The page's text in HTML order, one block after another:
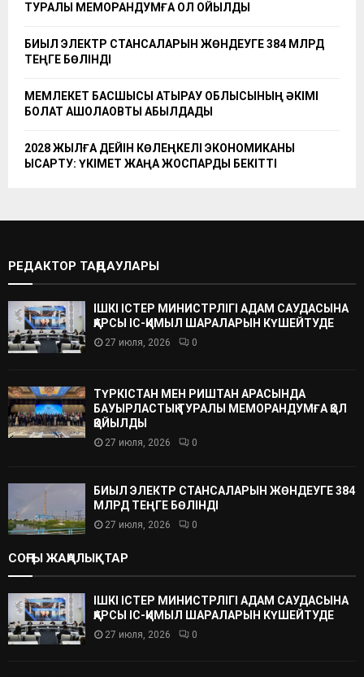
ТУРАЛЫ МЕМОРАНДУМҒА ҚОЛ ҚОЙЫЛДЫ
БИЫЛ ЭЛЕКТР СТАНСАЛАРЫН ЖӨНДЕУГЕ 384 МЛРД
ТЕҢГЕ БӨЛІНДІ
МЕМЛЕКЕТ БАСШЫСЫ АТЫРАУ ОБЛЫСЫНЫҢ ӘКІМІ
БОЛАТ АҚШОЛАҚОВТЫ ҚАБЫЛДАДЫ
2028 ЖЫЛҒА ДЕЙІН КӨЛЕҢКЕЛІ ЭКОНОМИКАНЫ
ҚЫСҚАРТУ: ҮКІМЕТ ЖАҢА ЖОСПАРДЫ БЕКІТТІ
РЕДАКТОР ТАҢДАУЛАРЫ
ІШКІ ІСТЕР МИНИСТРЛІГІ АДАМ САУДАСЫНА
ҚАРСЫ ІС-ҚИМЫЛ ШАРАЛАРЫН КҮШЕЙТУДЕ
27 июля, 2026 0
ТҮРКІСТАН МЕН РИШТАН АРАСЫНДА
БАУЫРЛАСТЫҚ ТУРАЛЫ МЕМОРАНДУМҒА ҚОЛ
ҚОЙЫЛДЫ
27 июля, 2026 0
БИЫЛ ЭЛЕКТР СТАНСАЛАРЫН ЖӨНДЕУГЕ 384
МЛРД ТЕҢГЕ БӨЛІНДІ
27 июля, 2026 0
СОҢҒЫ ЖАҢАЛЫҚТАР
ІШКІ ІСТЕР МИНИСТРЛІГІ АДАМ САУДАСЫНА
ҚАРСЫ ІС-ҚИМЫЛ ШАРАЛАРЫН КҮШЕЙТУДЕ
27 июля, 2026 0